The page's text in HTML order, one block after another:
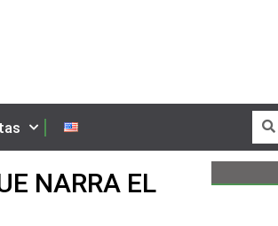
NARRA EL